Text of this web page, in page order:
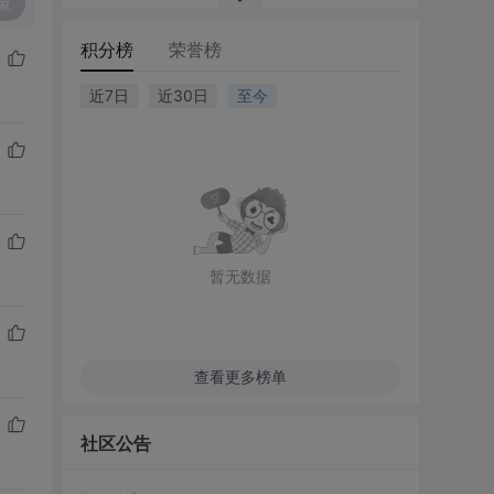
积分榜 荣誉榜
近7日 近30日 至今
暂无数据
查看更多榜单
社区公告